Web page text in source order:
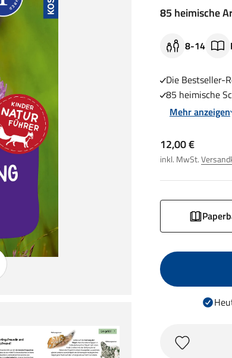
85 heimische
8-14
Die Bestseller-
85 heimische
Mehr anzeigen
Angebot
12,00 €
inkl. MwSt.